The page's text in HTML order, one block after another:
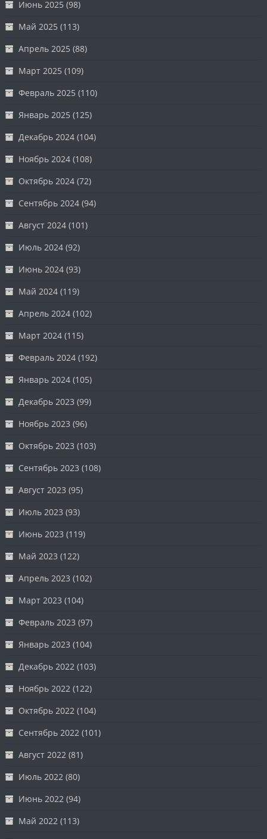
Июнь 2025 (98)
Май 2025 (113)
Апрель 2025 (88)
Март 2025 (109)
Февраль 2025 (110)
Январь 2025 (125)
Декабрь 2024 (104)
Ноябрь 2024 (108)
Октябрь 2024 (72)
Сентябрь 2024 (94)
Август 2024 (101)
Июль 2024 (92)
Июнь 2024 (93)
Май 2024 (119)
Апрель 2024 (102)
Март 2024 (115)
Февраль 2024 (192)
Январь 2024 (105)
Декабрь 2023 (99)
Ноябрь 2023 (96)
Октябрь 2023 (103)
Сентябрь 2023 (108)
Август 2023 (95)
Июль 2023 (93)
Июнь 2023 (119)
Май 2023 (122)
Апрель 2023 (102)
Март 2023 (104)
Февраль 2023 (97)
Январь 2023 (104)
Декабрь 2022 (103)
Ноябрь 2022 (122)
Октябрь 2022 (104)
Сентябрь 2022 (101)
Август 2022 (81)
Июль 2022 (80)
Июнь 2022 (94)
Май 2022 (113)